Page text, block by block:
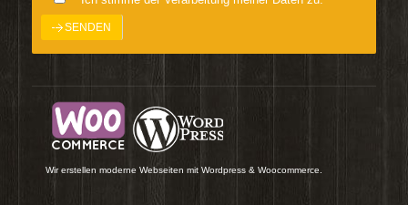
Wir erstellen moderne Webseiten mit Wordpress & Woocommerce.